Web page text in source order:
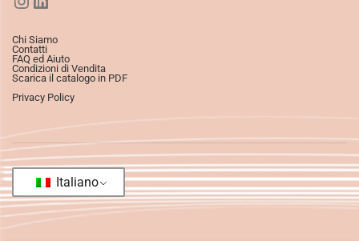
Chi Siamo
Contatti
FAQ ed Aiuto
Condizioni di Vendita
Scarica il catalogo in PDF
Privacy Policy
Italiano